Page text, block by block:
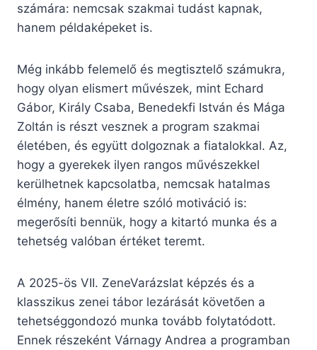
számára: nemcsak szakmai tudást kapnak,
hanem példaképeket is.
Még inkább felemelő és megtisztelő számukra,
hogy olyan elismert művészek, mint Echard
Gábor, Király Csaba, Benedekfi István és Mága
Zoltán is részt vesznek a program szakmai
életében, és együtt dolgoznak a fiatalokkal. Az,
hogy a gyerekek ilyen rangos művészekkel
kerülhetnek kapcsolatba, nemcsak hatalmas
élmény, hanem életre szóló motiváció is:
megerősíti bennük, hogy a kitartó munka és a
tehetség valóban értéket teremt.
A 2025-ös VII. ZeneVarázslat képzés és a
klasszikus zenei tábor lezárását követően a
tehetséggondozó munka tovább folytatódott.
Ennek részeként Várnagy Andrea a programban